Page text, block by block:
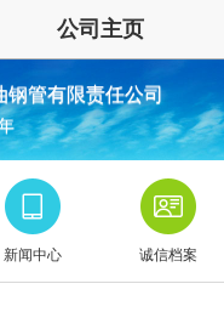
公司主页
钢管有限责任公司
新闻中心 诚信档案